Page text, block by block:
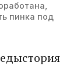
пинка под